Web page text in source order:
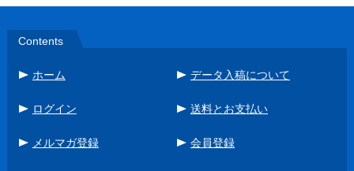
Contents
ホーム データ入稿について
ログイン 送料とお支払い
メルマガ登録 会員登録